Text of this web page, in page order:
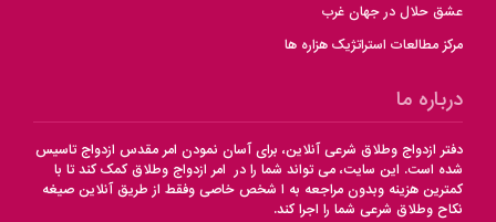
عشق حلال در جهان غرب
مرکز مطالعات استراتژیک هزاره ها
درباره ما
دفتر ازدواج وطلاق شرعی آنلاین، برای آسان نمودن امر مقدس ازدواج تاسیس
شده است. این سایت، می تواند شما را در امر ازدواج وطلاق کمک کند تا با
کمترین هزینه وبدون مراجعه به ا شخص خاصی وفقط از طریق آنلاین صیغه
نکاح وطلاق شرعی شما را اجرا کند.